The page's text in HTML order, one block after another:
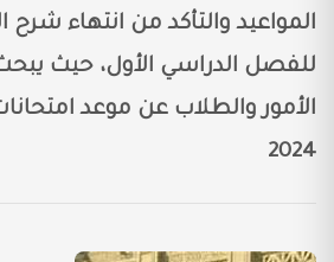
المواعيد والتأكد من انتهاء شرح
للفصل الدراسي الأول، حيث يبحث
الأمور والطلاب عن موعد
2024